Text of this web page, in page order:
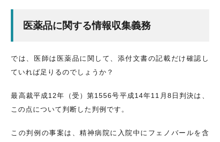
医薬品に関する情報収集義務
では、医師は医薬品に関して、添付文書の記載だけ確認し
ていれば足りるのでしょうか？
最高裁平成12年（受）第1556号平成14年11月8日判決は、
この点について判断した判例です。
この判例の事案は、精神病院に入院中にフェノバールを含